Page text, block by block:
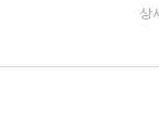
상